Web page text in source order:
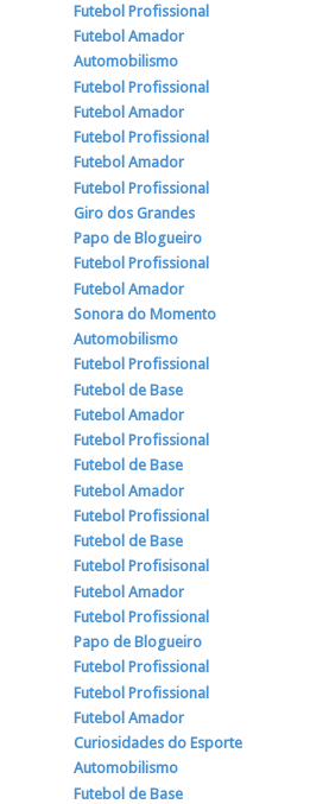
Futebol Profissional
Futebol Amador
Automobilismo
Futebol Profissional
Futebol Amador
Futebol Profissional
Futebol Amador
Futebol Profissional
Giro dos Grandes
Papo de Blogueiro
Futebol Profissional
Futebol Amador
Sonora do Momento
Automobilismo
Futebol Profissional
Futebol de Base
Futebol Amador
Futebol Profissional
Futebol de Base
Futebol Amador
Futebol Profissional
Futebol de Base
Futebol Profisisonal
Futebol Amador
Futebol Profissional
Papo de Blogueiro
Futebol Profissional
Futebol Profissional
Futebol Amador
Curiosidades do Esporte
Automobilismo
Futebol de Base